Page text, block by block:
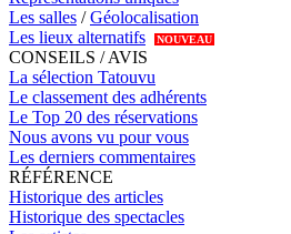
Les salles /Géolocalisation
Les lieux alternatifs
NOUVEAU
CONSEILS / AVIS
La sélection Tatouvu
Le classement des adhérents
Le Top 20 des réservations
Nous avons vu pour vous
Les derniers commentaires
RÉFÉRENCE
Historique des articles
Historique des spectacles